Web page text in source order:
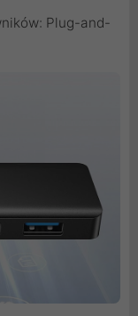
Plug-and-